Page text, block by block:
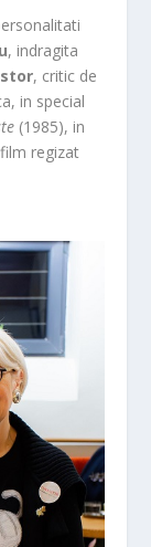
, indragita
, critic de
in special
(1985), in
regizat